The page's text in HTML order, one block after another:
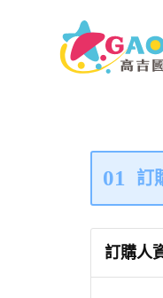
01 訂
訂購人